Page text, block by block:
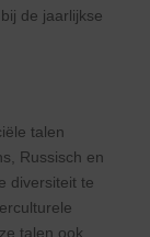
de jaarlijkse
talen
Russisch en
diversiteit te
talen ook